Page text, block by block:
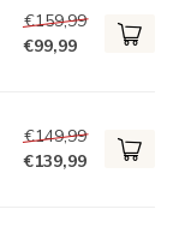
€159,99
€99,99
€149,99
€139,99